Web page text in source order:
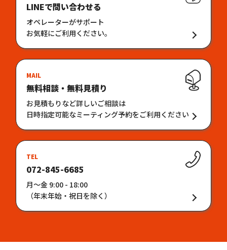
LINEで問い合わせる
オペレーターがサポート
お気軽にご利用ください。
MAIL
無料相談・無料見積り
お見積もりなど詳しいご相談は
日時指定可能なミーティング予約をご利用ください
TEL
072-845-6685
月〜金 9:00 - 18:00
（年末年始・祝日を除く）